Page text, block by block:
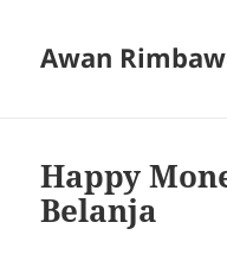
Awan
Happy
Belanja